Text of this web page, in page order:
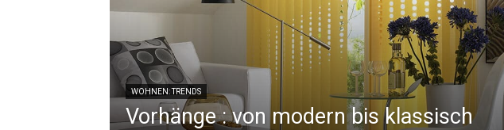
WOHNEN: TRENDS
Vorhänge : von modern bis klassisch